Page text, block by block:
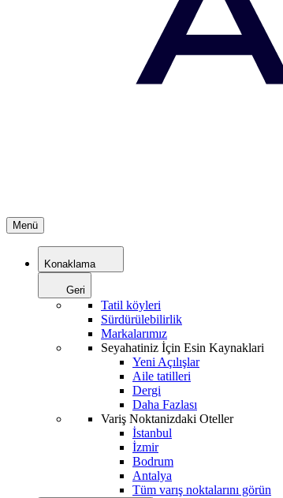
Menü
Konaklama
Geri
Tatil köyleri
Sürdürülebilirlik
Markalarımız
Seyahatiniz İçin Esin Kaynaklari
Yeni Açılışlar
Aile tatilleri
Dergi
Daha Fazlası
Variş Noktanizdaki Oteller
İstanbul
İzmir
Bodrum
Antalya
Tüm varış noktalarını görün